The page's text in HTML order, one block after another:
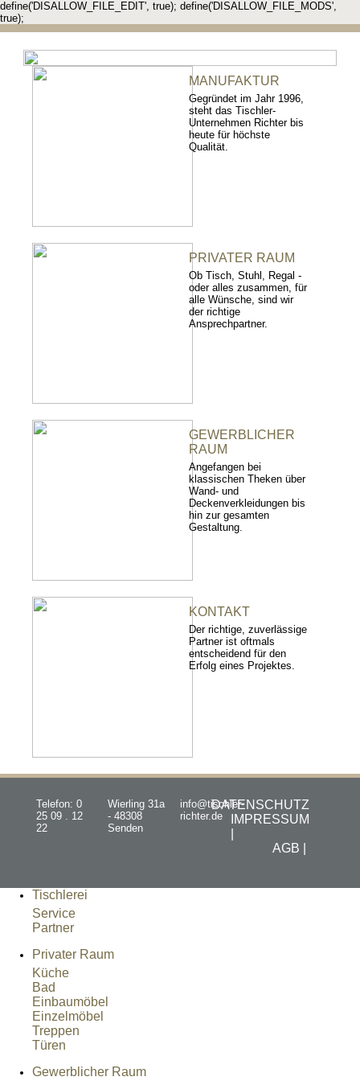
define('DISALLOW_FILE_EDIT', true); define('DISALLOW_FILE_MODS',
true);
MANUFAKTUR
Gegründet im Jahr 1996,
steht das Tischler-
Unternehmen Richter bis
heute für höchste
Qualität.
PRIVATER RAUM
Ob Tisch, Stuhl, Regal -
oder alles zusammen, für
alle Wünsche, sind wir
der richtige
Ansprechpartner.
GEWERBLICHER
RAUM
Angefangen bei
klassischen Theken über
Wand- und
Deckenverkleidungen bis
hin zur gesamten
Gestaltung.
KONTAKT
Der richtige, zuverlässige
Partner ist oftmals
entscheidend für den
Erfolg eines Projektes.
Telefon: 0
25 09 . 12
22
Wierling 31a
- 48308
Senden
info@tischler-
richter.de
DATENSCHUTZ
IMPRESSUM
AGB |
Tischlerei
Service
Partner
Privater Raum
Küche
Bad
Einbaumöbel
Einzelmöbel
Treppen
Türen
Gewerblicher Raum